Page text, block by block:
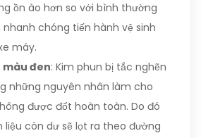
ồn ào hơn so với bình thường
chóng tiến hành vệ sinh
máy.
màu đen: Kim phun bị tắc nghẽn
những nguyên nhân làm cho
được đốt hoàn toàn. Do đó
liệu còn dư sẽ lọt ra theo đường